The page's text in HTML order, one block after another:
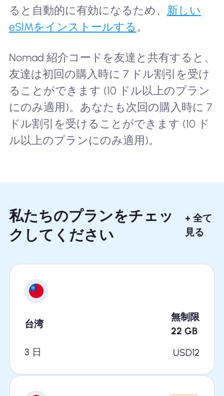
ると自動的に有効になるため、 新しい
eSIMをインストールする 。
Nomad 紹介コードを友達と共有すると、
友達は初回の購入時に 7 ドル割引を受け
ることができます (10 ドル以上のプラン
にのみ適用)。あなたも次回の購入時に 7
ドル割引を受けることができます (10 ド
ル以上のプランにのみ適用)。
私たちのプランをチェッ
クしてください
+ 全て
見る
台湾
無制限
22 GB
3 日
USD12